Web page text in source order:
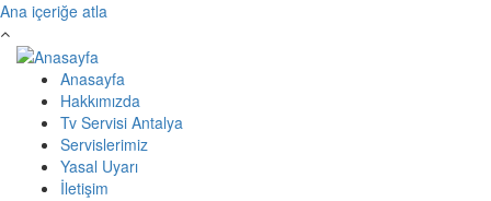
Ana içeriğe atla
Anasayfa
Hakkımızda
Tv Servisi Antalya
Servislerimiz
Yasal Uyarı
İletişim